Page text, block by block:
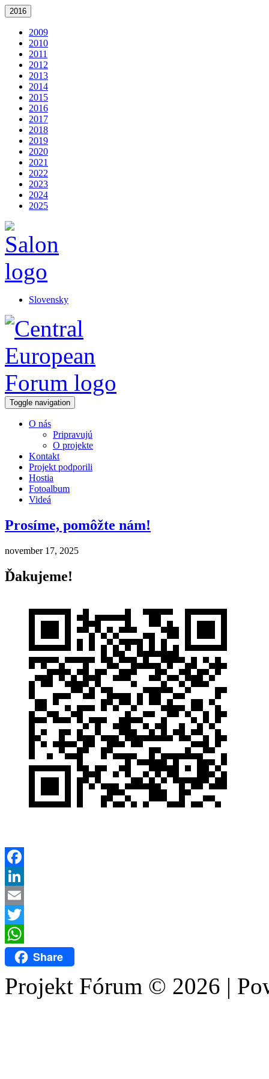
2016
2009
2010
2011
2012
2013
2014
2015
2016
2017
2018
2019
2020
2021
2022
2023
2024
2025
Slovensky
Toggle navigation
O nás
Pripravujú
O projekte
Kontakt
Projekt podporili
Hostia
Fotoalbum
Videá
Prosíme, pomôžte nám!
november 17, 2025
Ďakujeme!
Facebook
LinkedIn
Email
Twitter
WhatsAppShare
Projekt Fórum © 2026 |